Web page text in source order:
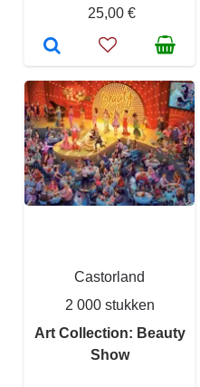
25,00 €
Castorland
2 000 stukken
Art Collection: Beauty
Show